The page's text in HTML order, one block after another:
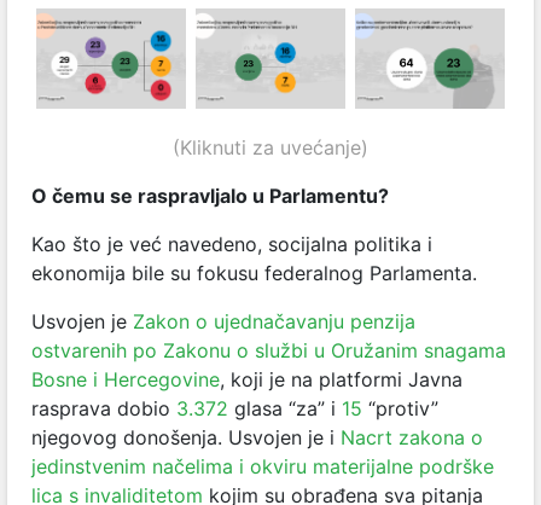
(Kliknuti za uvećanje)
O čemu se raspravljalo u Parlamentu?
Kao što je već navedeno, socijalna politika i
ekonomija bile su fokusu federalnog Parlamenta.
Usvojen je Zakon o ujednačavanju penzija
ostvarenih po Zakonu o službi u Oružanim snagama
Bosne i Hercegovine, koji je na platformi Javna
rasprava dobio 3.372 glasa “za” i 15 “protiv”
njegovog donošenja. Usvojen je i Nacrt zakona o
jedinstvenim načelima i okviru materijalne podrške
lica s invaliditetom kojim su obrađena sva pitanja